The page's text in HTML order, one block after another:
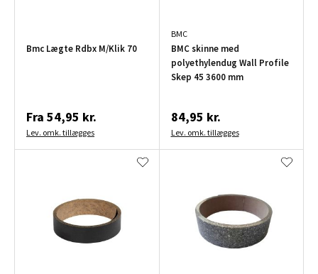
Bmc Lægte Rdbx M/Klik 70
Fra 54,95 kr.
Lev. omk. tillægges
BMC
BMC skinne med
polyethylendug Wall Profile
Skep 45 3600 mm
84,95 kr.
Lev. omk. tillægges